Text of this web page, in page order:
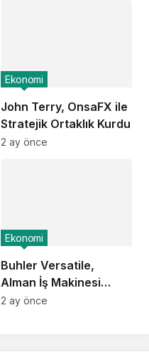
John Terry, OnsaFX ile
Stratejik Ortaklık Kurdu
Ekonomi
2 ay önce
Buhler Versatile,
Alman İş Makinesi
Üreticisi ATLAS’ı
Ekonomi
2 ay önce